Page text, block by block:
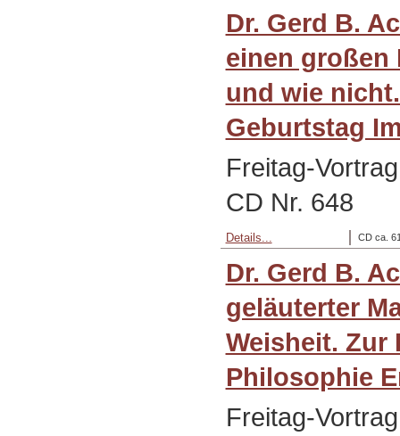
Dr. Gerd B.
einen großen
und wie
Geburtstag
Freitag-
CD Nr. 648
CD ca.
Details...
Dr. Gerd B.
geläuterter
Weisheit. Zur
Philosophie
Freitag-